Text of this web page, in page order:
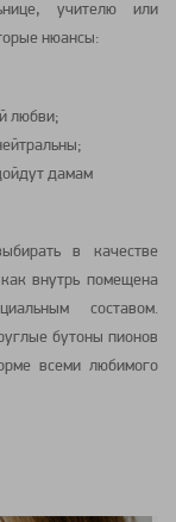
учителю или
нюансы:
любви;
дамам
в качестве
внутрь помещена
составом.
бутоны пионов
всеми любимого